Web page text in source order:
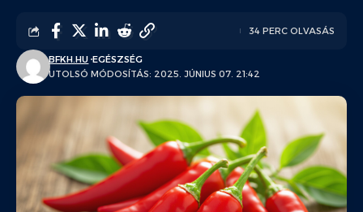
UTOLSÓ MÓDOSÍTÁS: 2025. JÚNIUS 07. 21:42
BFKH.HU EGÉSZSÉG
34 PERC OLVASÁS